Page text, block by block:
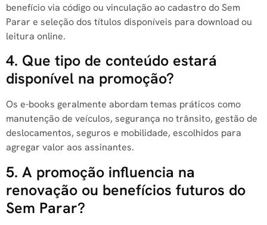
benefício via código ou vinculação ao cadastro do Sem
Parar e seleção dos títulos disponíveis para download ou
leitura online.
4. Que tipo de conteúdo estará
disponível na promoção?
Os e-books geralmente abordam temas práticos como
manutenção de veículos, segurança no trânsito, gestão de
deslocamentos, seguros e mobilidade, escolhidos para
agregar valor aos assinantes.
5. A promoção influencia na
renovação ou benefícios futuros do
Sem Parar?